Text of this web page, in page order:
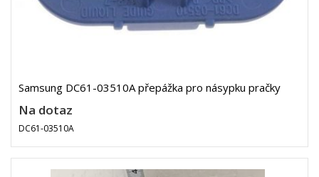
Samsung DC61-03510A přepážka pro násypku pračky
Na dotaz
DC61-03510A